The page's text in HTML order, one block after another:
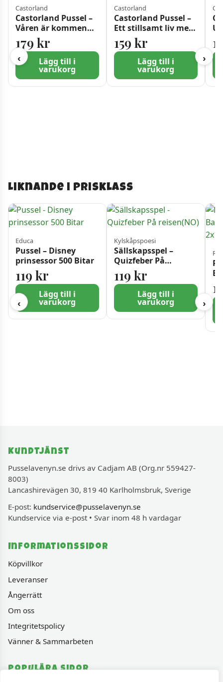
‹
Castorland
Castorland Pussel –
Våren är kommen
1500 bitar
179 kr
Lägg till i
varukorg
Castorland
Castorland Pussel –
Ett stillsamt liv med
Hortensior 1000
Bitar
159 kr
Lägg till i
varukorg
›
Liknande i prisklass
‹
Educa
Pussel – Disney
prinsessor 500 Bitar
119 kr
Lägg till i
varukorg
Kylskåpspoesi
Sällskapsspel –
Quizfeber På
reisen(NO)
119 kr
Lägg till i
varukorg ›
Kundtjänst
Pusselavenyn.se drivs av Cadjam AB (Org.nr 559427-
8003)
Lancashirevägen 30, 819 40 Karlholmsbruk, Sverige
E-post: kundservice@pusselavenyn.se
Kundservice via e-post • Svar inom 48 h vardagar
Informationssidor
Köpvillkor
Leveranser
Ångerrätt
Om oss
Integritetspolicy
Vänner & Sammarbeten
Populära sidor